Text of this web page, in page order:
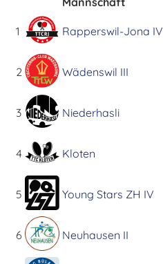
1 Rapperswil-Jona IV
2 Wädenswil III
3 Niederhasli
4 Kloten
5 Young Stars ZH IV
6 Neuhausen II